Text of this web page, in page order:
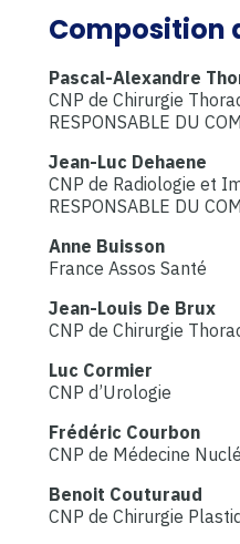
Composition
Pascal-Alexandre
CNP de Chirurgie
RESPONSABLE DU
Jean-Luc Dehaene
CNP de Radiologie et
RESPONSABLE DU
Anne Buisson
France Assos Santé
Jean-Louis De Brux
CNP de Chirurgie
Luc Cormier
CNP d’Urologie
Frédéric Courbon
CNP de Médecine
Benoit Couturaud
CNP de Chirurgie